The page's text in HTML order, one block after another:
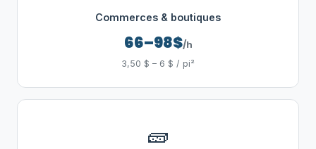
Commerces & boutiques
66–98$/h
3,50 $ – 6 $ / pi²
🧱